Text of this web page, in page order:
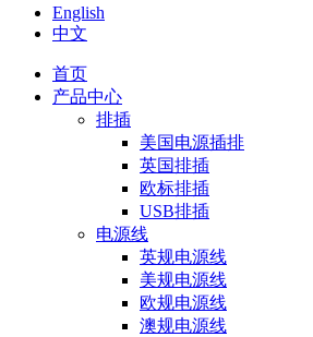
English
中文
首页
产品中心
排插
美国电源插排
英国排插
欧标排插
USB排插
电源线
英规电源线
美规电源线
欧规电源线
澳规电源线